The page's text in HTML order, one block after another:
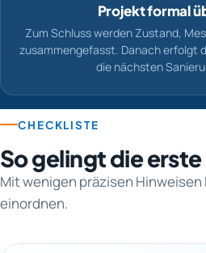
Projekt formal
Zum Schluss werden Zustand,
zusammengefasst. Danach erfolgt
die nächsten
CHECKLISTE
So gelingt die
Mit wenigen präzisen Hinweisen
einordnen.